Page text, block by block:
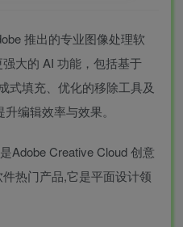
推出的专业图像处理软
大的 AI 功能，包括基于
式填充、优化的移除工具及
编辑效率与效果。
Adobe Creative Cloud 创意
热门产品,它是平面设计领